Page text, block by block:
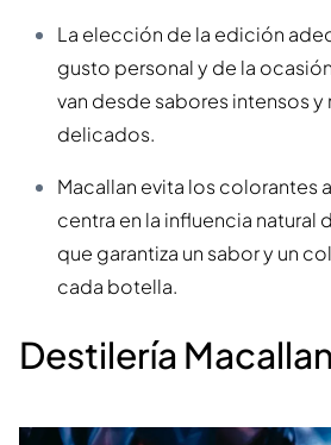
La elección de la edición
gusto personal y de la
van desde sabores intensos y
delicados.
Macallan evita los colorantes
centra en la influencia natural
que garantiza un sabor y un
cada botella.
Destilería Macallan